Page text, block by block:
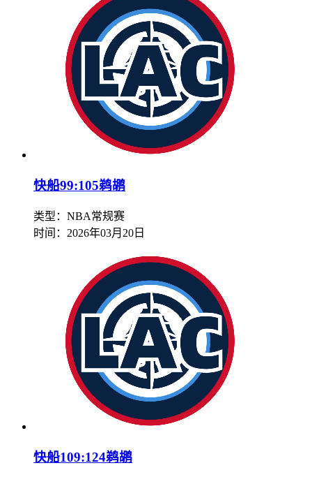
快船99:105鹈鹕
类型：NBA常规赛
时间： 2026年03月20日
快船109:124鹈鹕